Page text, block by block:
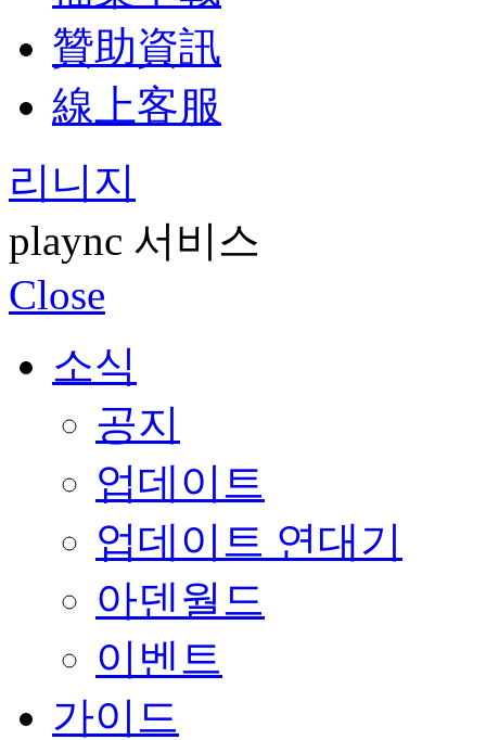
贊助資訊
線上客服
리니지
plaync 서비스
Close
소식
공지
업데이트
업데이트 연대기
아덴월드
이벤트
가이드